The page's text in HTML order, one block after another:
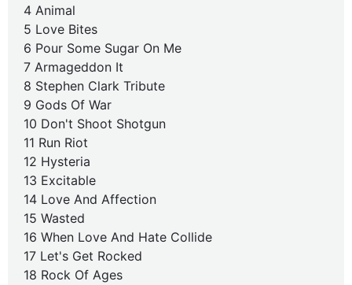
4 Animal
5 Love Bites
6 Pour Some Sugar On Me
7 Armageddon It
8 Stephen Clark Tribute
9 Gods Of War
10 Don't Shoot Shotgun
11 Run Riot
12 Hysteria
13 Excitable
14 Love And Affection
15 Wasted
16 When Love And Hate Collide
17 Let's Get Rocked
18 Rock Of Ages